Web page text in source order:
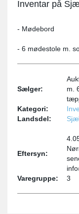
Inventar på
- Mødebord
- 6 mødestole m.
Sælger:
m.
Kategori:
Landsdel:
Eftersyn:
Varegruppe:
3